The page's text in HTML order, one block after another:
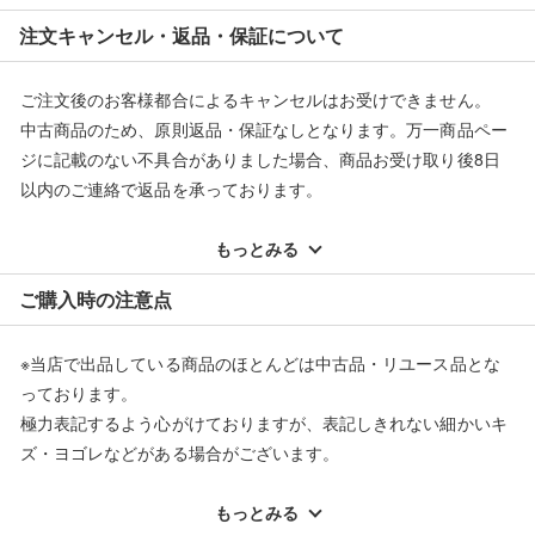
注文キャンセル・返品・保証について
ご注文後のお客様都合によるキャンセルはお受けできません。
中古商品のため、原則返品・保証なしとなります。万一商品ペー
ジに記載のない不具合がありました場合、商品お受け取り後8日
以内のご連絡で返品を承っております。
配送料ともに当社負担で対応いたします。
※オンラインストアで購入頂いた商品は、店頭での返品はお受け
できません。また、商品の修理及び交換に関しては承ることがで
返品・交換について
もっとみる
ご購入時の注意点
※当店で出品している商品のほとんどは中古品・リユース品とな
っております。
極力表記するよう心がけておりますが、表記しきれない細かいキ
ズ・ヨゴレなどがある場合がございます。
もっとみる